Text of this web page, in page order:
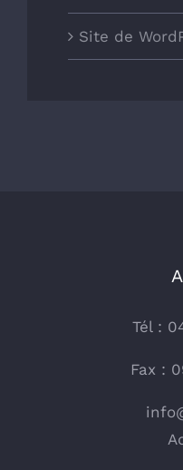
Site de
Tél :
Fax :